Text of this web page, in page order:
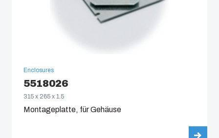
Enclosures
5518026
315 x 265 x 1.5
Montageplatte, für Gehäuse